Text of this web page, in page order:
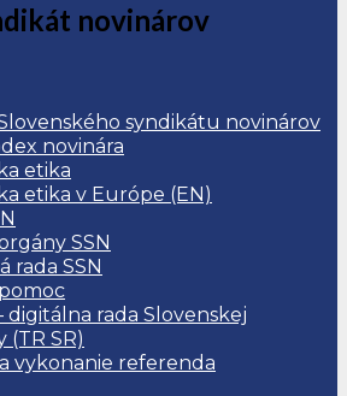
novinárov
syndikátu novinárov
novinára
etika
etika v Európe (EN)
SSN
rada SSN
digitálna rada Slovenskej
SR)
vykonanie referenda